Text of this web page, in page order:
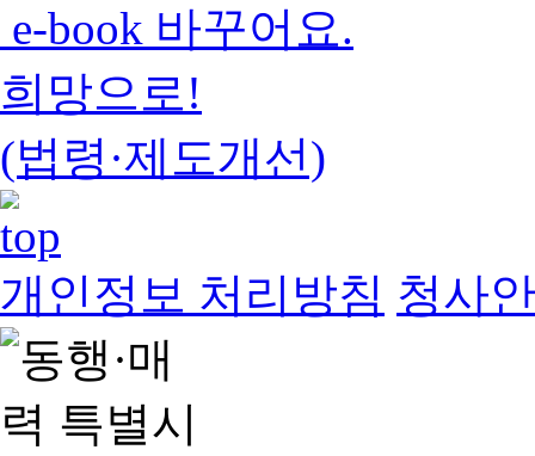
e-book 바꾸어요.
희망으로!
(법령·제도개선)
개인정보 처리방침 청사